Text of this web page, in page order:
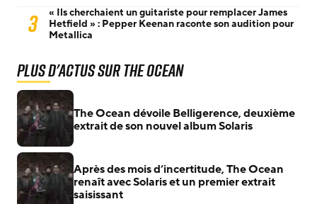
3
« Ils cherchaient un guitariste pour remplacer James
Hetfield » : Pepper Keenan raconte son audition pour
Metallica
Plus d'actus sur The Ocean
The Ocean dévoile Belligerence, deuxième
extrait de son nouvel album Solaris
Après des mois d’incertitude, The Ocean
renaît avec Solaris et un premier extrait
saisissant